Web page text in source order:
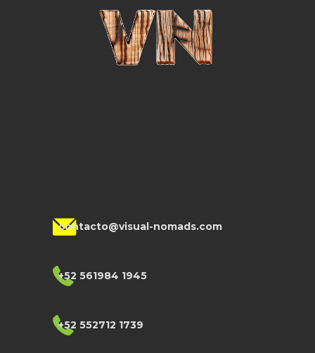
contacto@visual-nomads.com
+52 561984 1945
+52 552712 1739